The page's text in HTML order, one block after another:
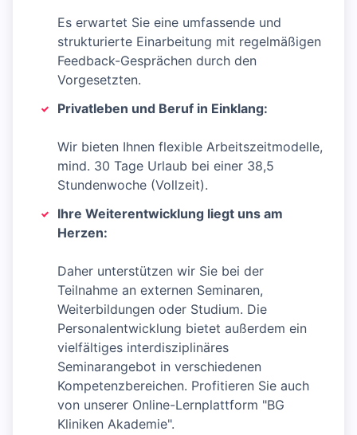
Es erwartet Sie eine umfassende und
strukturierte Einarbeitung mit regelmäßigen
Feedback-Gesprächen durch den
Vorgesetzten.
Privatleben und Beruf in Einklang:
Wir bieten Ihnen flexible Arbeitszeitmodelle,
mind. 30 Tage Urlaub bei einer 38,5
Stundenwoche (Vollzeit).
Ihre Weiterentwicklung liegt uns am
Herzen:
Daher unterstützen wir Sie bei der
Teilnahme an externen Seminaren,
Weiterbildungen oder Studium. Die
Personalentwicklung bietet außerdem ein
vielfältiges interdisziplinäres
Seminarangebot in verschiedenen
Kompetenzbereichen. Profitieren Sie auch
von unserer Online-Lernplattform "BG
Kliniken Akademie".